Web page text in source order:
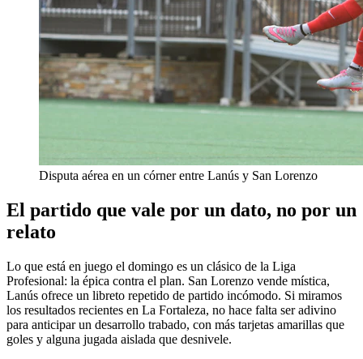
Disputa aérea en un córner entre Lanús y San Lorenzo
El partido que vale por un dato, no por un
relato
Lo que está en juego el domingo es un clásico de la Liga
Profesional: la épica contra el plan. San Lorenzo vende mística,
Lanús ofrece un libreto repetido de partido incómodo. Si miramos
los resultados recientes en La Fortaleza, no hace falta ser adivino
para anticipar un desarrollo trabado, con más tarjetas amarillas que
goles y alguna jugada aislada que desnivele.